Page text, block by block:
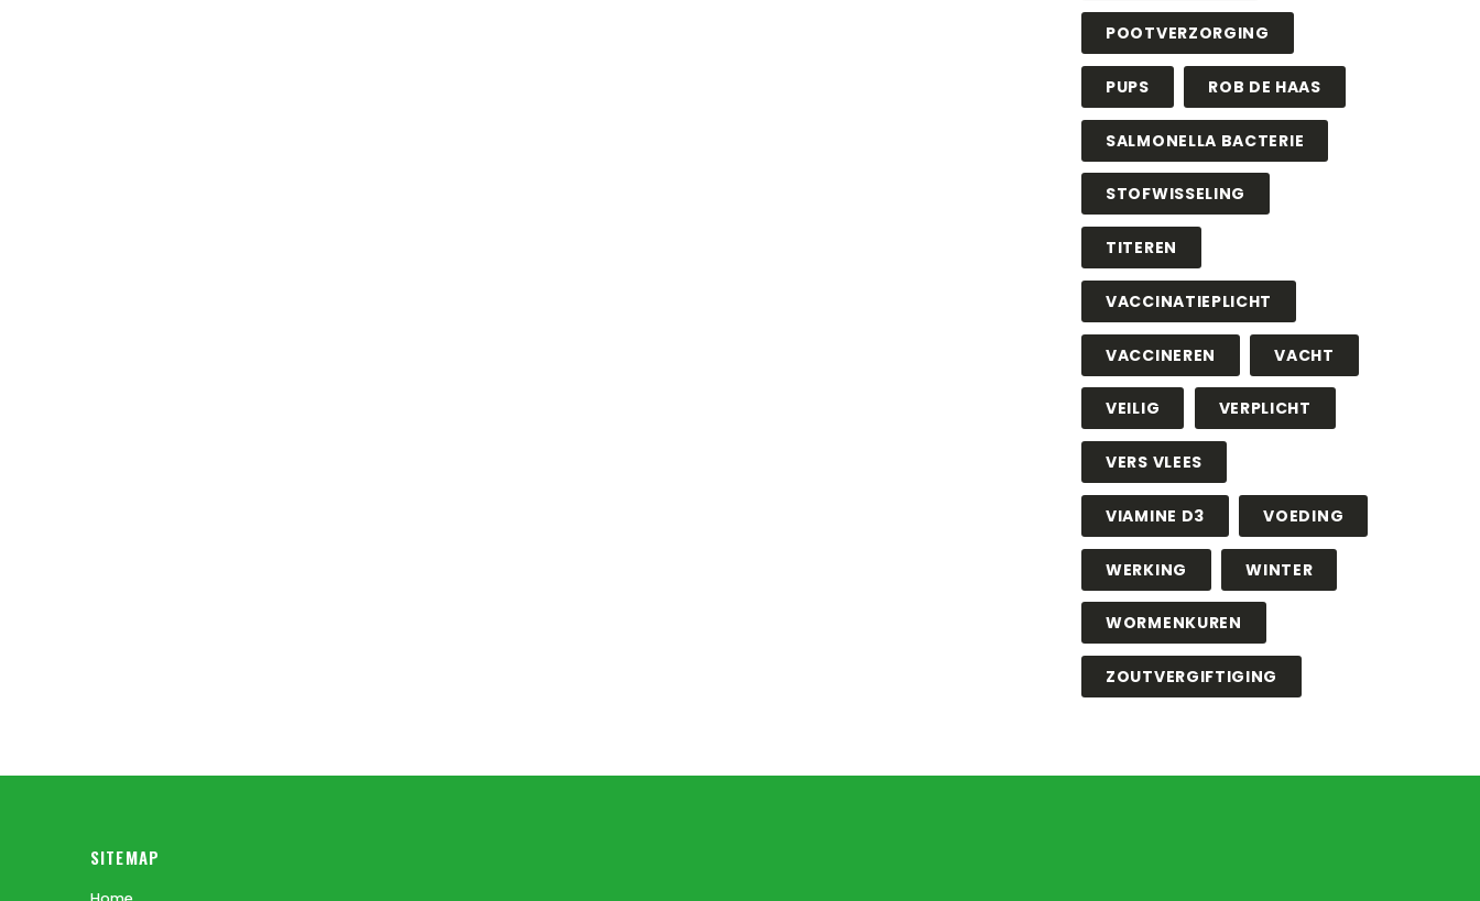
POOTVERZORGING
PUPS ROB DE HAAS
SALMONELLA BACTERIE
STOFWISSELING
TITEREN
VACCINATIEPLICHT
VACCINEREN VACHT
VEILIG VERPLICHT
VERS VLEES
VIAMINE D3 VOEDING
WERKING WINTER
WORMENKUREN
ZOUTVERGIFTIGING
SITEMAP